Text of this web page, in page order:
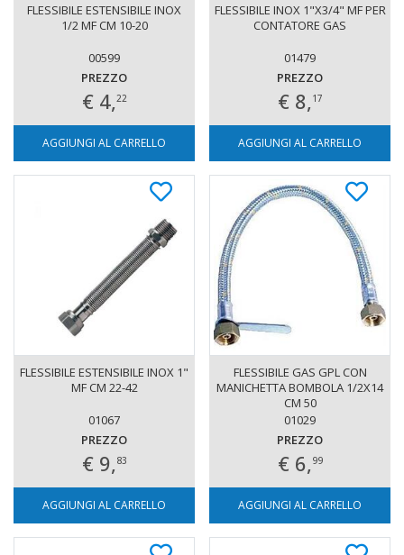
FLESSIBILE ESTENSIBILE INOX
1/2 MF CM 10-20
00599
PREZZO
€ 4,22
AGGIUNGI AL CARRELLO
FLESSIBILE INOX 1"X3/4" MF PER
CONTATORE GAS
01479
PREZZO
€ 8,17
AGGIUNGI AL CARRELLO
FLESSIBILE ESTENSIBILE INOX 1"
MF CM 22-42
01067
PREZZO
€ 9,83
AGGIUNGI AL CARRELLO
FLESSIBILE GAS GPL CON
MANICHETTA BOMBOLA 1/2X14
CM 50
01029
PREZZO
€ 6,99
AGGIUNGI AL CARRELLO